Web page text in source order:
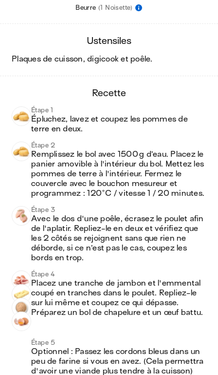
Beurre (1 Noisette)
ustensiles
plaques de cuisson, digicook et poêle.
recette
Étape 1
Épluchez, lavez et coupez les pommes de
terre en deux.
Étape 2
Remplissez le bol avec 1500 g d’eau. Placez le
panier amovible à l'intérieur du bol. Mettez les
pommes de terre à l'intérieur. Fermez le
couvercle avec le bouchon mesureur et
programmez : 120°C / vitesse 1 / 20 minutes.
Étape 3
Avec le dos d'une poêle, écrasez le poulet afin
de l'aplatir. Repliez-le en deux et vérifiez que
les 2 côtés se rejoignent sans que rien ne
déborde, si ce n’est pas le cas, coupez les
bords en trop.
Étape 4
Placez une tranche de jambon et l'emmental
coupé en tranches dans le poulet. Repliez-le
sur lui même et coupez ce qui dépasse.
Préparez un bol de chapelure et un œuf battu.
Étape 5
Optionnel : Passez les cordons bleus dans un
peu de farine si vous en avez. (Cela permettra
d'avoir une viande plus tendre à la cuisson)